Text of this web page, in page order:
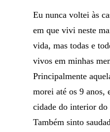
Eu nunca voltei às
em que vivi neste
vida, mas todas e
vivos em minhas
Principalmente
morei até os 9 anos,
cidade do interior
Também sinto